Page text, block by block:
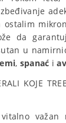
ostalim
da
u
, spanać i
KOJE
važan